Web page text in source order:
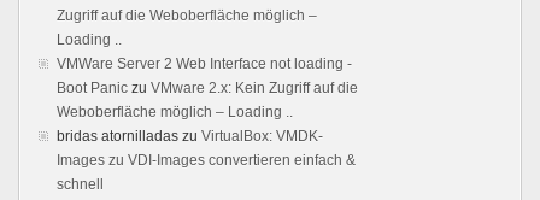
Zugriff auf die Weboberfläche möglich –
Loading ..
VMWare Server 2 Web Interface not loading -
Boot Panic zu VMware 2.x: Kein Zugriff auf die
Weboberfläche möglich – Loading ..
bridas atornilladas zu VirtualBox: VMDK-
Images zu VDI-Images convertieren einfach &
schnell